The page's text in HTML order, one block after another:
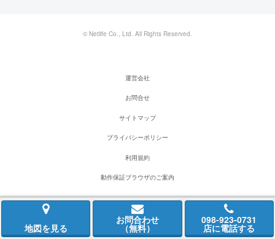
地図を見る
お問合わせ
（無料）
098-923-0731
店に電話する
© Netlife Co., Ltd. All Rights Reserved.
運営会社
お問合せ
サイトマップ
プライバシーポリシー
利用規約
動作保証ブラウザのご案内